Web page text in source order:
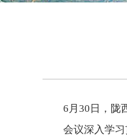
6月30日，陇
会议深入学